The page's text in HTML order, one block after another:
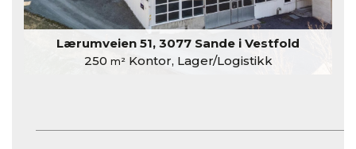
Lærumveien 51, 3077 Sande i Vestfold
250 m²Kontor, Lager/Logistikk